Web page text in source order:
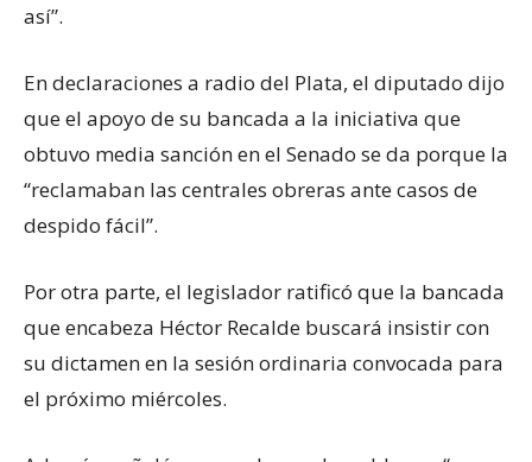
así”.
En declaraciones a radio del Plata, el diputado dijo
que el apoyo de su bancada a la iniciativa que
obtuvo media sanción en el Senado se da porque la
“reclamaban las centrales obreras ante casos de
despido fácil”.
Por otra parte, el legislador ratificó que la bancada
que encabeza Héctor Recalde buscará insistir con
su dictamen en la sesión ordinaria convocada para
el próximo miércoles.